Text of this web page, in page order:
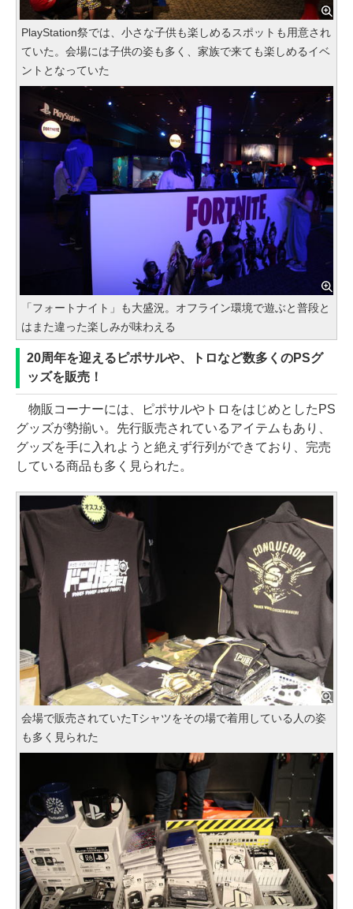
PlayStation祭では、小さな子供も楽しめるスポットも用意され
ていた。会場には子供の姿も多く、家族で来ても楽しめるイベ
ントとなっていた
「フォートナイト」も大盛況。オフライン環境で遊ぶと普段と
はまた違った楽しみが味わえる
20周年を迎えるピポサルや、トロなど数多くのPSグ
ッズを販売！
物販コーナーには、ピポサルやトロをはじめとしたPS
グッズが勢揃い。先行販売されているアイテムもあり、
グッズを手に入れようと絶えず行列ができており、完売
している商品も多く見られた。
会場で販売されていたTシャツをその場で着用している人の姿
も多く見られた